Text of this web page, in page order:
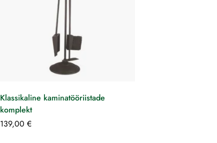
Klassikaline kaminatööriistade
komplekt
139,00 €